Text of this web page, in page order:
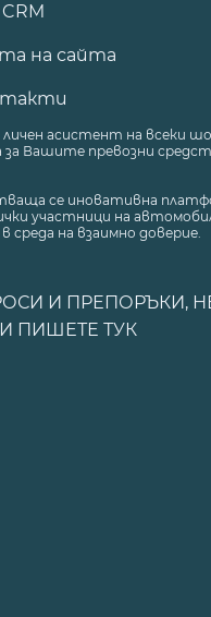
на сайта
асистент на всеки
Вашите превозни
се иновативна
участници на
среда на взаимно доверие.
И ПРЕПОРЪКИ,
ПИШЕТЕ ТУК